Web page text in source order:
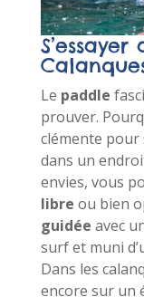
Le paddle
prouver.
clémente pour
dans un
envies, vous
libre ou bien
guidée avec
surf et muni
Dans les
encore sur un